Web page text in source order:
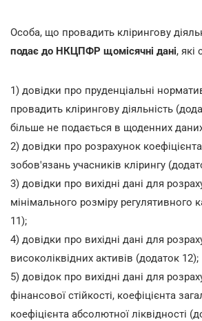
Особа, що провадить клірингову
подає до НКЦПФР щомісячні дані, які
1) довідки про пруденціальні
провадить клірингову діяльність
більше не подається в щоденних
2) довідки про розрахунок
зобов'язань учасників клірингу
3) довідки про вихідні дані для
мінімального розміру регулятивного
11);
4) довідки про вихідні дані для
високоліквідних активів (додаток 12);
5) довідок про вихідні дані для
фінансової стійкості, коефіцієнта
коефіцієнта абсолютної ліквідності